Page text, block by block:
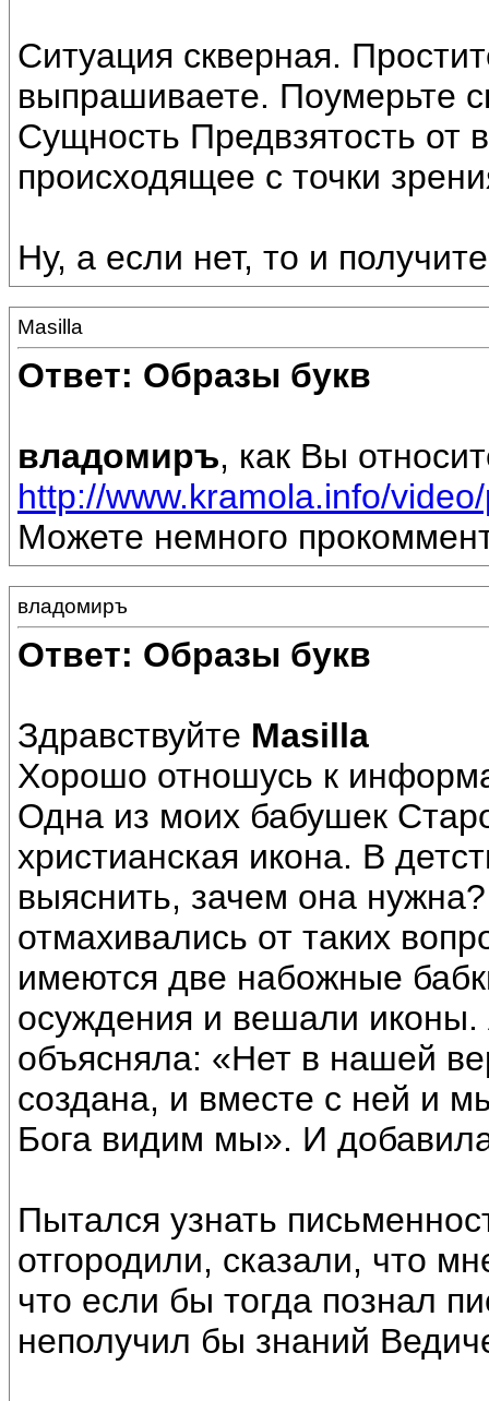
Ситуация скверная.
выпрашиваете. Поумерьте
Сущность Предвзятость от
происходящее с точки
Ну, а если нет, то и
Masilla
Ответ: Образы букв
владомиръ, как Вы
http://www.kramola.info/
Можете немного
владомиръ
Ответ: Образы букв
Здравствуйте Masilla
Хорошо отношусь к
Одна из моих бабушек
христианская икона. В
выяснить, зачем она
отмахивались от таких
имеются две набожные
осуждения и вешали
объясняла: «Нет в нашей
создана, и вместе с ней и
Бога видим мы». И
Пытался узнать
отгородили, сказали, что
что если бы тогда познал
неполучил бы знаний